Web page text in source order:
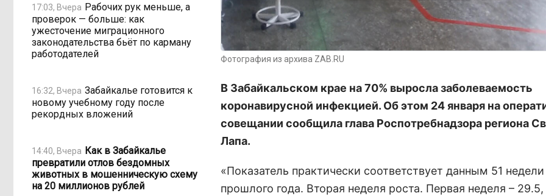
17:03, Вчера Рабочих рук меньше, а
проверок — больше: как
ужесточение миграционного
законодательства бьёт по карману
работодателей
16:32, Вчера Забайкалье готовится к
новому учебному году после
рекордных вложений
14:40, Вчера Как в Забайкалье
превратили отлов бездомных
животных в мошенническую схему
на 20 миллионов рублей
Фотография из архива ZAB.RU
В Забайкальском крае на 70% выросла заболеваемость
коронавирусной инфекцией. Об этом 24 января на
совещании сообщила глава Роспотребнадзора региона
Лапа.
«Показатель практически соответствует данным 51 недели
прошлого года. Вторая неделя роста. Первая неделя – 29.5,